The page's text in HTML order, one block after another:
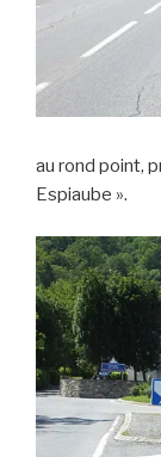
au rond point,
Espiaube ».